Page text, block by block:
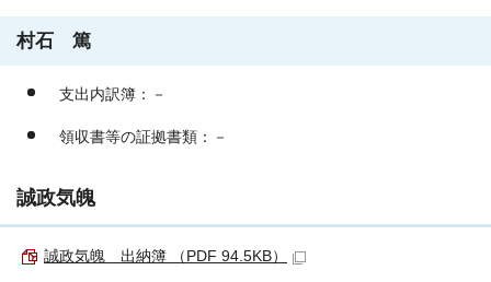
村石 篤
支出内訳簿：－
領収書等の証拠書類：－
誠政気魄
誠政気魄 出納簿 （PDF 94.5KB）